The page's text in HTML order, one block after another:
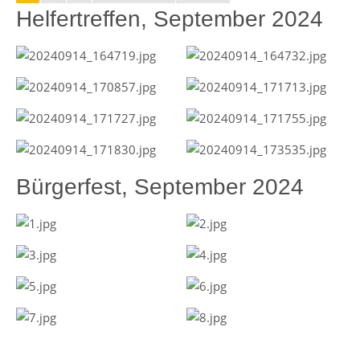
Helfertreffen, September 2024
Bürgerfest, September 2024